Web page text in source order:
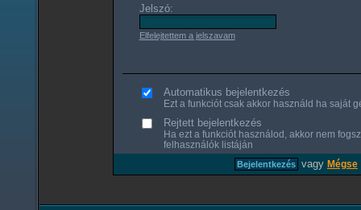
Jelszó:
Elfelejtettem a jelszavam
Automatikus bejelentkezés
Ezt a funkciót csak akkor használd ha saját
Rejtett bejelentkezés
Ha ezt a funkciót használod, akkor nem
felhasználók listáján
vagy Mégse